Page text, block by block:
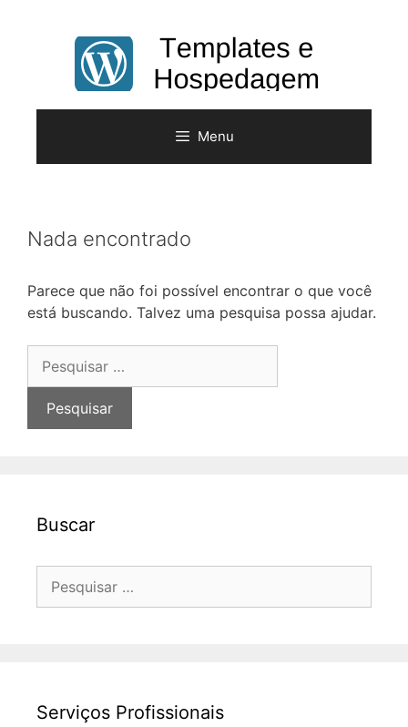
Menu
Nada encontrado
Parece que não foi possível encontrar o que você
está buscando. Talvez uma pesquisa possa ajudar.
por:
Buscar
Serviços Profissionais